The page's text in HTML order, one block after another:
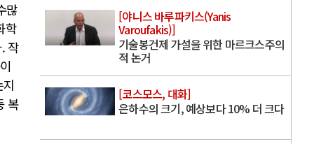
많
학
작
복
[야니스 바루파키스(Yanis
Varoufakis)]
기술봉건제 가설을 위한 마르크스주의
적 논거
[코스모스, 대화]
은하수의 크기, 예상보다 10% 더 크다